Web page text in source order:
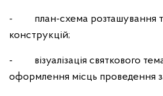
- план-схема розташування
конструкцій;
- візуалізація святкового
оформлення місць проведення